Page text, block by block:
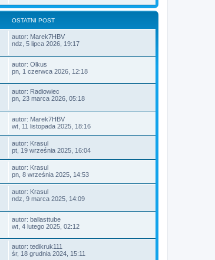
OSTATNI POST
autor: Marek7HBV
ndz, 5 lipca 2026, 19:17
autor: Olkus
pn, 1 czerwca 2026, 12:18
autor: Radiowiec
pn, 23 marca 2026, 05:18
autor: Marek7HBV
wt, 11 listopada 2025, 18:16
autor: Krasul
pt, 19 września 2025, 16:04
autor: Krasul
pn, 8 września 2025, 14:53
autor: Krasul
ndz, 9 marca 2025, 14:09
autor: ballasttube
wt, 4 lutego 2025, 02:12
autor: tedikruk111
śr, 18 grudnia 2024, 15:11